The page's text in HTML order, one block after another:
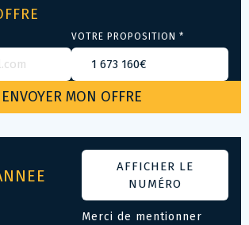
VOTRE PROPOSITION *
AFFICHER LE
NUMÉRO
Merci de mentionner